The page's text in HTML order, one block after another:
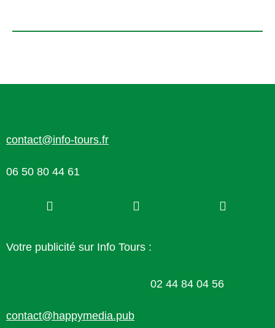
contact@info-tours.fr
06 50 80 44 61
Votre publicité sur Info Tours :
02 44 84 04 56
contact@happymedia.pub